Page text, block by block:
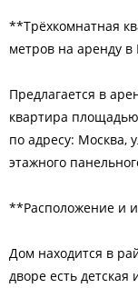
**Трёхкомнатная
метров на аренду
Предлагается в
квартира
по адресу: Москва,
этажного
**Расположение и
Дом находится в
дворе есть